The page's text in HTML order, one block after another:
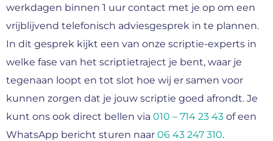
werkdagen binnen 1 uur contact met je op om een
vrijblijvend telefonisch adviesgesprek in te plannen.
In dit gesprek kijkt een van onze scriptie-experts in
welke fase van het scriptietraject je bent, waar je
tegenaan loopt en tot slot hoe wij er samen voor
kunnen zorgen dat je jouw scriptie goed afrondt. Je
kunt ons ook direct bellen via 010 – 714 23 43 of een
WhatsApp bericht sturen naar 06 43 247 310.